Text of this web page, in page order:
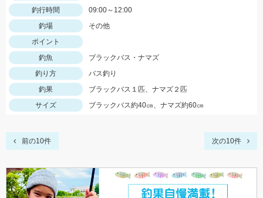
釣行時間
09:00～12:00
釣場
その他
ポイント
釣魚
ブラックバス・ナマズ
釣り方
バス釣り
釣果
ブラックバス１匹、ナマズ２匹
サイズ
ブラックバス約40㎝、ナマズ約60㎝
前の10件 次の10件